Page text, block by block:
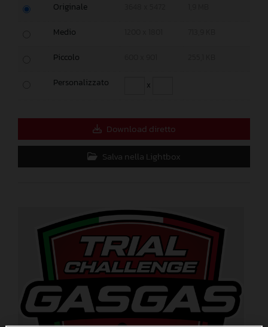
Originale
Medio
Piccolo
Personalizzato x
Download diretto
Salva nella Lightbox